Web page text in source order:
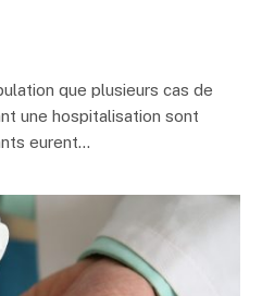
que plusieurs cas de
une hospitalisation sont
eurent…